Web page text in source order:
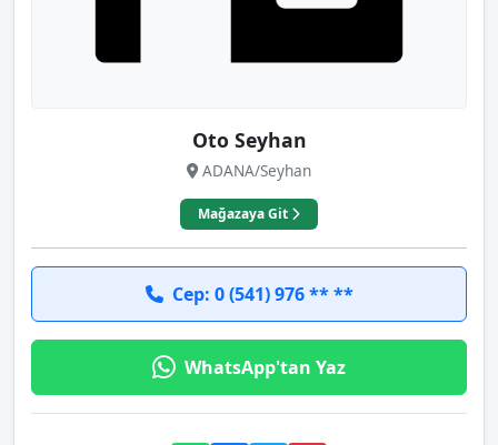
Oto Seyhan
ADANA/Seyhan
Mağazaya Git
Cep: 0 (541) 976 ** **
WhatsApp'tan Yaz